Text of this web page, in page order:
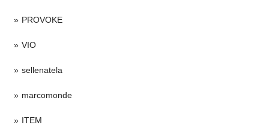
PROVOKE
VIO
sellenatela
marcomonde
ITEM